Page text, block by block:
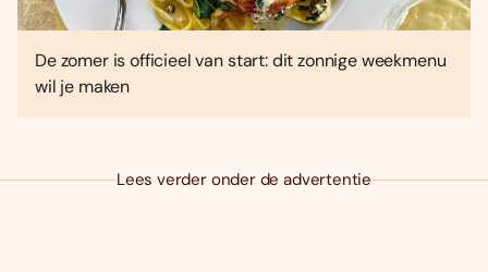
De zomer is officieel van start: dit zonnige weekmenu
wil je maken
Lees verder onder de advertentie